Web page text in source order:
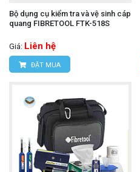
Bộ dụng cụ kiểm tra và vệ sinh cáp
quang FIBRETOOL FTK-518S
Giá: Liên hệ
ĐẶT MUA